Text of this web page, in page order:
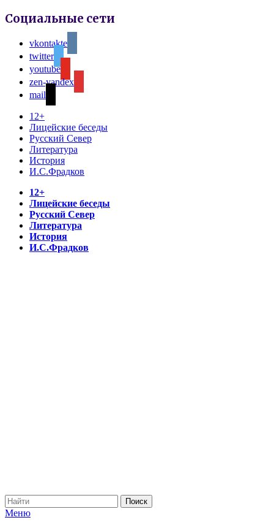
Социальные сети
vkontakte
twitter
youtube
zen-yandex
mail
12+
Лицейские беседы
Русский Север
Литература
История
И.С.Фрадков
12+
Лицейские беседы
Русский Север
Литература
История
И.С.Фрадков
Меню